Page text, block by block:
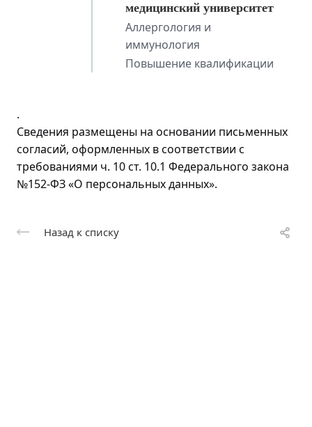
медицинский университет
Аллергология и
иммунология
Повышение квалификации
.
Сведения размещены на основании письменных
согласий, оформленных в соответствии с
требованиями ч. 10 ст. 10.1 Федерального закона
№152-ФЗ «О персональных данных».
Назад к списку